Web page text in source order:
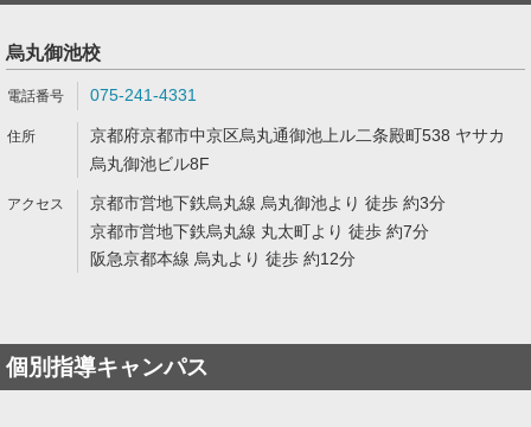
烏丸御池校
075-241-4331
京都府京都市中京区烏丸通御池上ル二条殿町538 ヤサカ
烏丸御池ビル8F
京都市営地下鉄烏丸線 烏丸御池より 徒歩 約3分
京都市営地下鉄烏丸線 丸太町より 徒歩 約7分
阪急京都本線 烏丸より 徒歩 約12分
個別指導キャンパス